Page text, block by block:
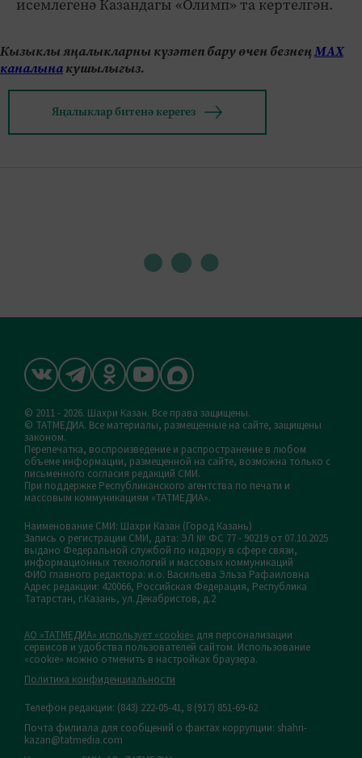
исемлегенә Казандагы «Олимп» та кертелгән.
Кызыклы яңалыкларны күзәтеп бару өчен безнеңМАХ
каналынакушылыгыз.
Яңалыклар битенә керегез
© 2011 - 2026. Шахри Казан. Все права защищены.
© ТАТМЕДИА. Все материалы, размещенные на сайте, защищены
законом.
Перепечатка, воспроизведение и распространение в любом
объеме информации, размещенной на сайте, возможна только с
письменного согласия редакций СМИ.
При поддержке Республиканского агентства по печати и
массовым коммуникациям «ТАТМЕДИА».
Наименование СМИ: Шахри Казан (Город Казань)
Запись о регистрации СМИ, дата: ЭЛ № ФС 77 - 90219 от 07.10.2025
выдано Федеральной службой по надзору в сфере связи,
информационных технологий и массовых коммуникаций
ФИО главного редактора: и.о. Васильева Эльза Рафаиловна
Адрес редакции: 420066, Российская Федерация, Республика
Татарстан, г.Казань, ул.Декабристов, д.2
АО «ТАТМЕДИА» использует «cookie» для персонализации
сервисов и удобства пользователей сайтом. Использование
«cookie» можно отменить в настройках браузера.
Политика конфиденциальности
Телефон редакции: (843) 222-05-41, 8 (917) 851-69-62
Почта филиала для сообщений о фактах коррупции: shahri-
kazan@tatmedia.com